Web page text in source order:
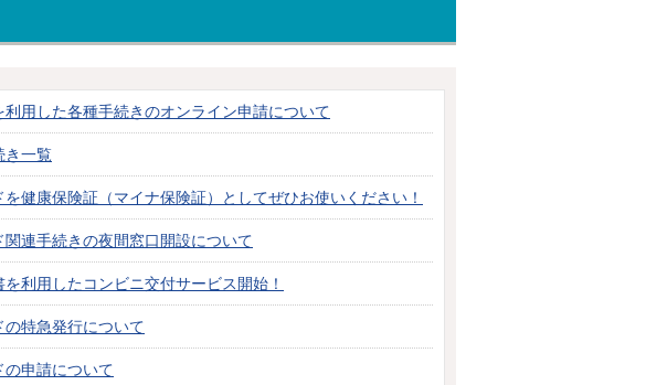
利用した各種手続きのオンライン申請について
き一覧
健康保険証（マイナ保険証）としてぜひお使いください！
連手続きの夜間窓口開設について
利用したコンビニ交付サービス開始！
特急発行について
の申請について